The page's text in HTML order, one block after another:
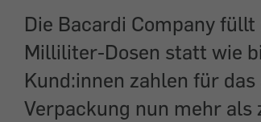
Die Bacardi Company
Milliliter-Dosen statt wie
Kund:innen zahlen für
Verpackung nun mehr als